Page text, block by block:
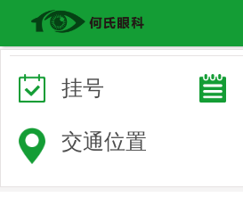
挂号
交通位置